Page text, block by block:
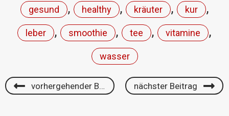
gesund , healthy , kräuter , kur ,
leber , smoothie , tee , vitamine ,
wasser
vorhergehender Beitrag nächster Beitrag